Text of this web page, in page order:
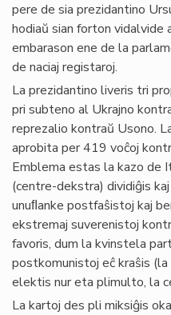
pere de sia prezidantino
hodiaŭ sian forton
embarason ene de la
de naciaj registaroj.
La prezidantino liveris tri
pri subteno al Ukrajno
reprezalio kontraŭ Usono.
aprobita per 419 voĉoj
Emblema estas la kazo de
(centre-dekstra) dividiĝis
unuﬂanke postfaŝistoj kaj
ekstremaj suverenistoj
favoris, dum la kvinstela
postkomunistoj eĉ kraŝis
elektis nur eta plimulto, la
La kartoj des pli miksiĝis